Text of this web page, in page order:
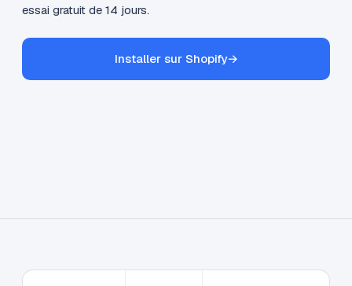
essai gratuit de 14 jours.
Installer sur Shopify→